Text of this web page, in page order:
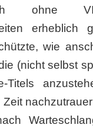
ohne
erheblich
wie
(nicht selbst
Titels